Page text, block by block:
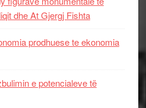
dhe At Gjergj Fishta
prodhuese te ekonomia
e potencialeve të